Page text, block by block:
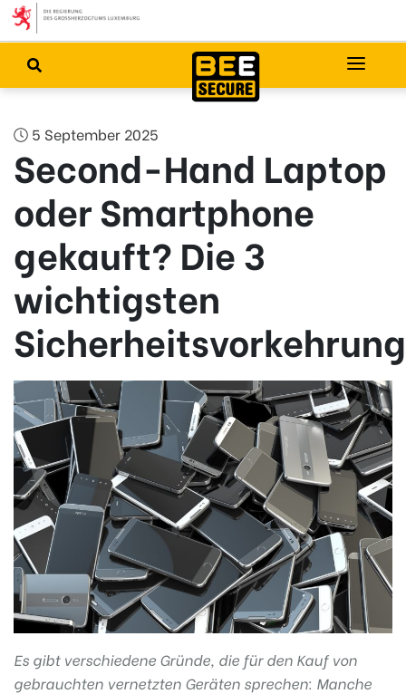
5 September 2025
Second-Hand Laptop
oder Smartphone
gekauft? Die 3
wichtigsten
Es gibt verschiedene Gründe, die für den Kauf von
gebrauchten vernetzten Geräten sprechen: Manche